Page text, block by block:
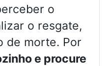
o
o resgate,
de morte. Por
e procure